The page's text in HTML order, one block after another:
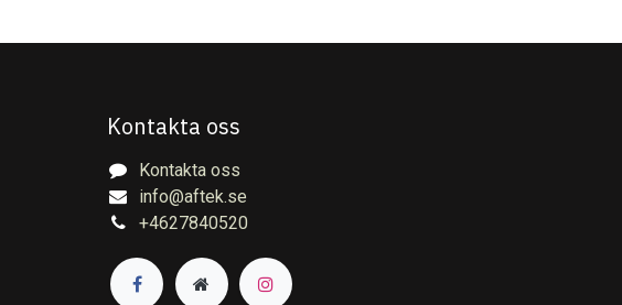
Kontakta oss
Kontakta oss
info@aftek.se
+4627840520